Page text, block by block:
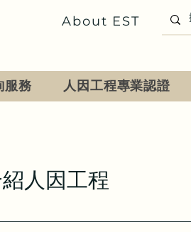
About EST
服務 人因工程專業認證
人因工程